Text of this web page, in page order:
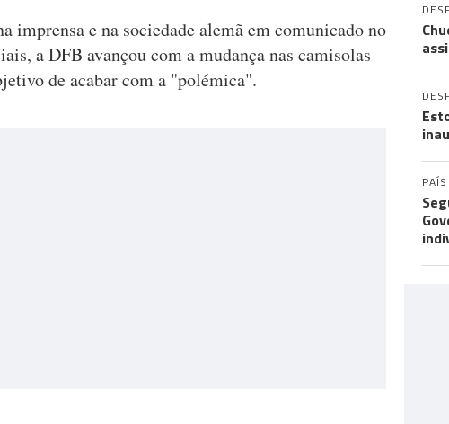
imprensa e na sociedade alemã em comunicado no
a DFB avançou com a mudança nas camisolas
de acabar com a "polémica".
PAÍS